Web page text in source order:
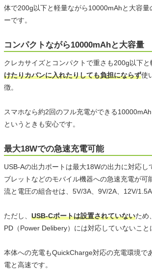
体で200g以下と軽量ながら10000mAhと大容量
ーです。
コンパクトながら10000mAhと大容量
クレカサイズとコンパクトで重さも200g以下と
けたりカバンに入れたりしても負担にならず使
徴。
スマホなら約2回のフル充電ができる
というときも安心です。
最大18Wでの急速充電可能
USB-Aの出力ポートは最大18Wの出力に対応し
ブレットなどのモバイル機器への急速充電が可
流と電圧の組合せは、5V/3A、9V/2A、12V/1.5A
ただし、 USB-Cポートは設置されていないため
PD（Power Delibery）には対応していないこと
本体への充電もQuickCharge対応の充電環境で
電と高速です。